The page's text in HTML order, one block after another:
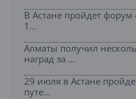
В Астане пройдет форум
1...
Алматы получил
наград за ...
29 июля в Астане
путе...